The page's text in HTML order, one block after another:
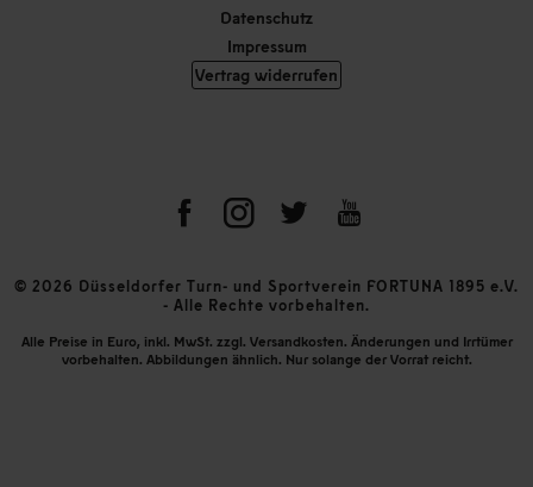
Datenschutz
Impressum
Vertrag widerrufen
© 2026 Düsseldorfer Turn- und Sportverein FORTUNA 1895 e.V.
- Alle Rechte vorbehalten.
Alle Preise in Euro, inkl. MwSt. zzgl. Versandkosten. Änderungen und Irrtümer
vorbehalten. Abbildungen ähnlich. Nur solange der Vorrat reicht.